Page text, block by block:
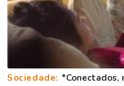
Sociedade: *Conectados,